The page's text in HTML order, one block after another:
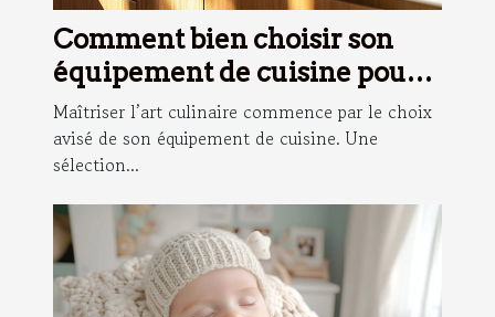
Comment bien choisir son
équipement de cuisine pour
devenir un pro des recettes ?
Maîtriser l’art culinaire commence par le choix
avisé de son équipement de cuisine. Une
sélection...